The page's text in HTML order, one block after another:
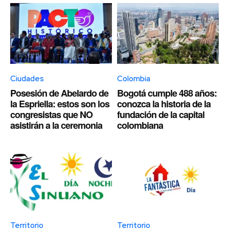
Ciudades
Posesión de Abelardo de
la Espriella: estos son los
congresistas que NO
asistirán a la ceremonia
Colombia
Bogotá cumple 488 años:
conozca la historia de la
fundación de la capital
colombiana
Territorio Territorio